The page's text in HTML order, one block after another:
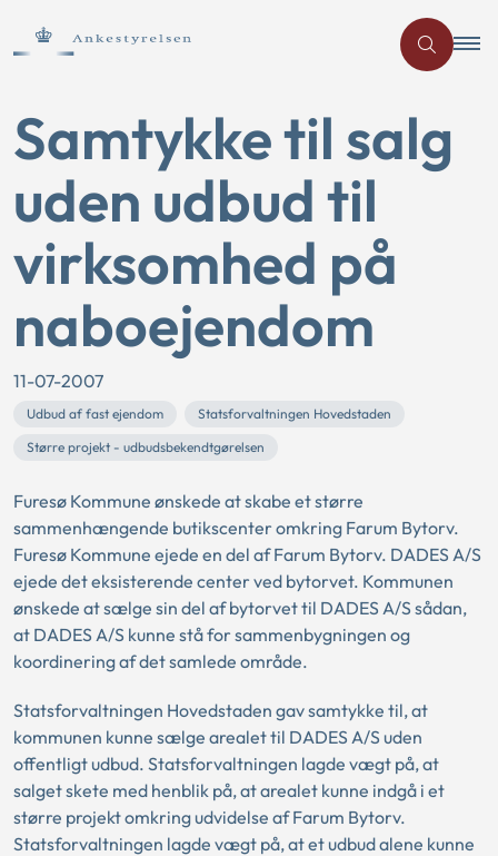
Samtykke til salg
uden udbud til
virksomhed på
naboejendom
11-07-2007
Udbud af fast ejendom
Statsforvaltningen Hovedstaden
Større projekt - udbudsbekendtgørelsen
Furesø Kommune ønskede at skabe et større
sammenhængende butikscenter omkring Farum Bytorv.
Furesø Kommune ejede en del af Farum Bytorv. DADES A/S
ejede det eksisterende center ved bytorvet. Kommunen
ønskede at sælge sin del af bytorvet til DADES A/S sådan,
at DADES A/S kunne stå for sammenbygningen og
koordinering af det samlede område.
Statsforvaltningen Hovedstaden gav samtykke til, at
kommunen kunne sælge arealet til DADES A/S uden
offentligt udbud. Statsforvaltningen lagde vægt på, at
salget skete med henblik på, at arealet kunne indgå i et
større projekt omkring udvidelse af Farum Bytorv.
Statsforvaltningen lagde vægt på, at et udbud alene kunne